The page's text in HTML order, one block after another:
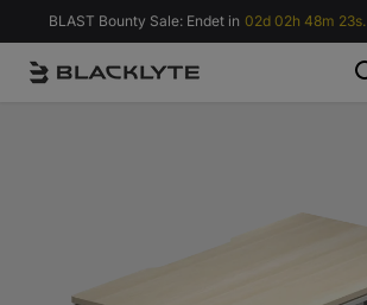
Zum Inhalt springen
BLAST Bounty Sale: Endet in 02d 02h 48m 20s.